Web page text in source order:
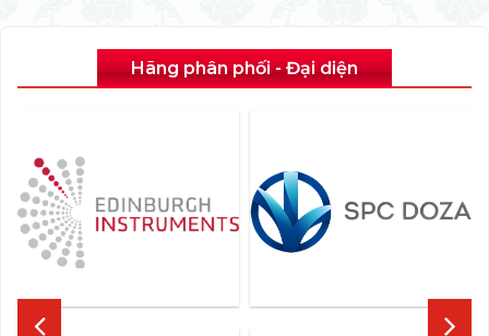
Hãng phân phối - Đại diện